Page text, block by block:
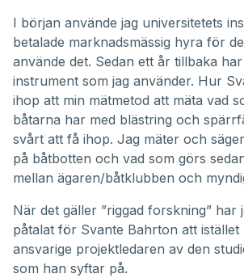
I början använde jag universitetets
betalade marknadsmässig hyra för
använde det. Sedan ett år tillbaka
instrument som jag använder. Hur
ihop att min mätmetod att mäta vad
båtarna har med blästring och
svårt att få ihop. Jag mäter och
på båtbotten och vad som görs
mellan ägaren/båtklubben och
När det gäller ”riggad forskning” har
påtalat för Svante Bahrton att istället
ansvarige projektledaren av den
som han syftar på.